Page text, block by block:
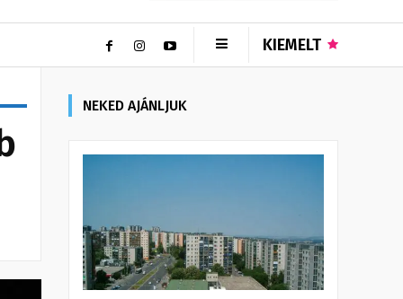
KIEMELT
NEKED AJÁNLJUK